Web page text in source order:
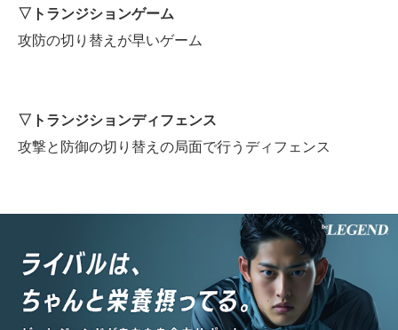
▽トランジションゲーム
攻防の切り替えが早いゲーム
▽トランジションディフェンス
攻撃と防御の切り替えの局面で行うディフェンス